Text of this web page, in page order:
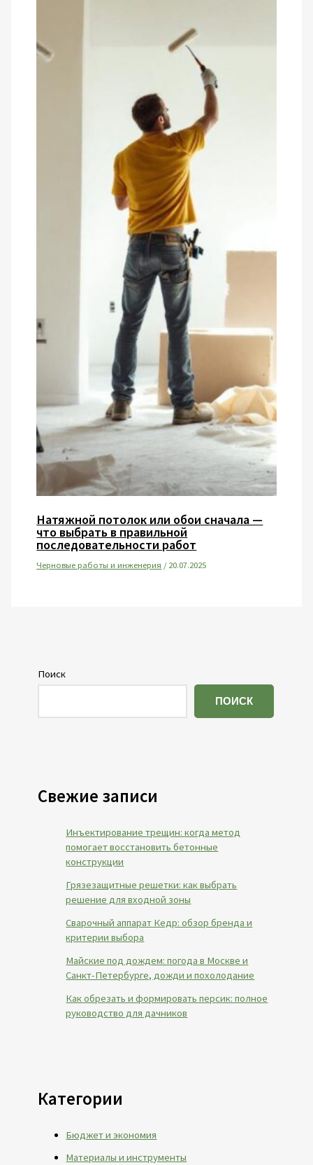
Натяжной потолок или обои сначала —
что выбрать в правильной
последовательности работ
Черновые работы и инженерия /20.07.2025
Поиск
ПОИСК
Свежие записи
Инъектирование трещин: когда метод
помогает восстановить бетонные
конструкции
Грязезащитные решетки: как выбрать
решение для входной зоны
Сварочный аппарат Кедр: обзор бренда и
критерии выбора
Майские под дождем: погода в Москве и
Санкт-Петербурге, дожди и похолодание
Как обрезать и формировать персик: полное
руководство для дачников
Категории
Бюджет и экономия
Материалы и инструменты